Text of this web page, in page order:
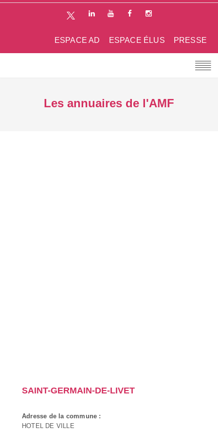
PRESSE
ESPACE ÉLUS
ESPACE AD
Les annuaires de l'AMF
SAINT-GERMAIN-DE-LIVET
Adresse de la commune :
HOTEL DE VILLE